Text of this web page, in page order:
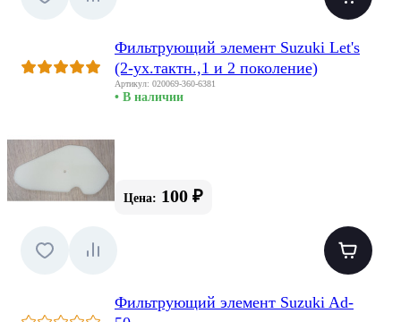
Фильтрующий элемент Suzuki Let's
(2-ух.тактн.,1 и 2 поколение)
Артикул: 020069-360-6381
• В наличии
Цена: 100 ₽
Фильтрующий элемент Suzuki Ad-